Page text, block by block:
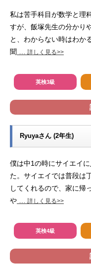
私は苦手科目が数学と理
すが、飯塚先生の分かり
と、わからない時はわか
聞 … 詳しく見る>>
英検3級
Ryuyaさん (2年生)
僕は中1の時にサイエイ
た。サイエイでは普段は
してくれるので、家に帰
や
詳しく見る>>
英検4級